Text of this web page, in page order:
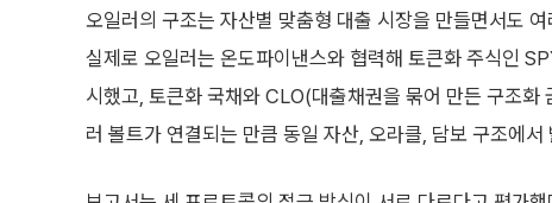
오일러의 구조는 자산별 맞춤형 대출 시장을 만들면서도
실제로 오일러는 온도파이낸스와 협력해 토큰화 주식인
시했고, 토큰화 국채와 CLO(대출채권을 묶어 만든 구조
러 볼트가 연결되는 만큼 동일 자산, 오라클, 담보 구조에